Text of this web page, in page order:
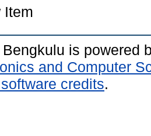
Item
Bengkulu is powered
and Computer
credits.